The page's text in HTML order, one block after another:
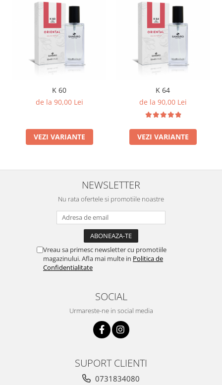
K 60
de la 90,00 Lei
VEZI VARIANTE
K 64
de la 90,00 Lei
VEZI VARIANTE
NEWSLETTER
Nu rata ofertele si promotiile noastre
Vreau sa primesc newsletter cu promotiile
magazinului. Afla mai multe in Politica de
Confidentialitate
SOCIAL
Urmareste-ne in social media
SUPORT CLIENTI
0731834080